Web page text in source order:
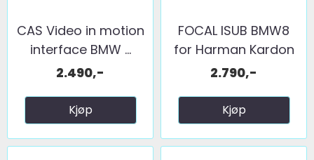
CAS Video in motion
interface BMW ...
2.490,-
Kjøp
FOCAL ISUB BMW8
for Harman Kardon
2.790,-
Kjøp